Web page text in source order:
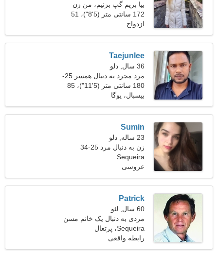
بیا بریم گپ بزنیم، من زن
سخت کوشی هستم
172 سانتی متر (5'8")، 51
کیلوگرم (112 پوند)
ازدواج
Taejunlee
36 سال, دلو
مرد مجرد به دنبال همسر 25-
31
180 سانتی متر (5'11")، 85
کیلوگرم (187 پوند)
بیسبال، یوگا
Sumin
23 ساله, دلو
زن به دنبال مرد 25-34
Sequeira
عروسی
Patrick
60 سال, لئو
مردی به دنبال یک خانم مسن
53-56
Sequeira، پرتغال
رابطه واقعی